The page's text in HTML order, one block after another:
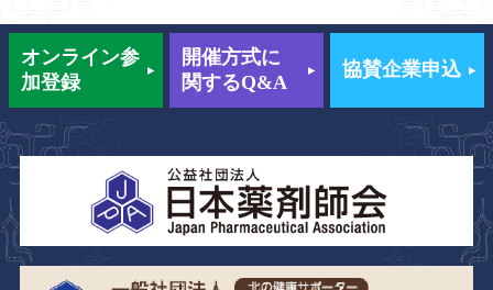
オンライン参
加登録
開催方式に
関するQ&A
協賛企業申込